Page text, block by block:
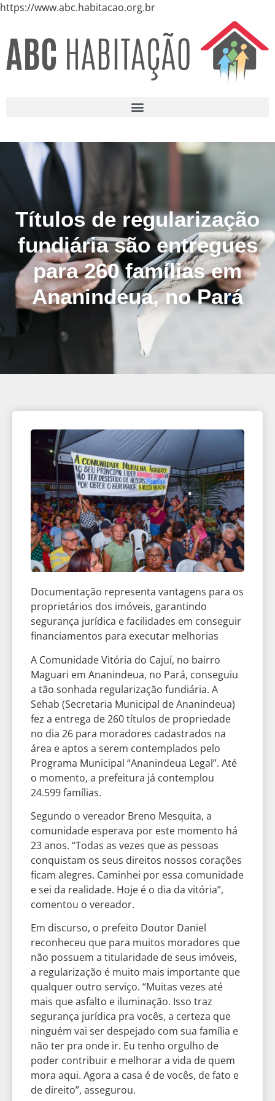
https://www.abc.habitacao.org.br
Títulos de regularização
fundiária são entregues
para 260 famílias em
Ananindeua, no Pará
Documentação representa vantagens para os
proprietários dos imóveis, garantindo
segurança jurídica e facilidades em conseguir
financiamentos para executar melhorias
A Comunidade Vitória do Cajuí, no bairro
Maguari em Ananindeua, no Pará, conseguiu
a tão sonhada regularização fundiária. A
Sehab (Secretaria Municipal de Ananindeua)
fez a entrega de 260 títulos de propriedade
no dia 26 para moradores cadastrados na
área e aptos a serem contemplados pelo
Programa Municipal “Ananindeua Legal”. Até
o momento, a prefeitura já contemplou
24.599 famílias.
Segundo o vereador Breno Mesquita, a
comunidade esperava por este momento há
23 anos. “Todas as vezes que as pessoas
conquistam os seus direitos nossos corações
ficam alegres. Caminhei por essa comunidade
e sei da realidade. Hoje é o dia da vitória”,
comentou o vereador.
Em discurso, o prefeito Doutor Daniel
reconheceu que para muitos moradores que
não possuem a titularidade de seus imóveis,
a regularização é muito mais importante que
qualquer outro serviço. “Muitas vezes até
mais que asfalto e iluminação. Isso traz
segurança jurídica pra vocês, a certeza que
ninguém vai ser despejado com sua família e
não ter pra onde ir. Eu tenho orgulho de
poder contribuir e melhorar a vida de quem
mora aqui. Agora a casa é de vocês, de fato e
de direito”, assegurou.